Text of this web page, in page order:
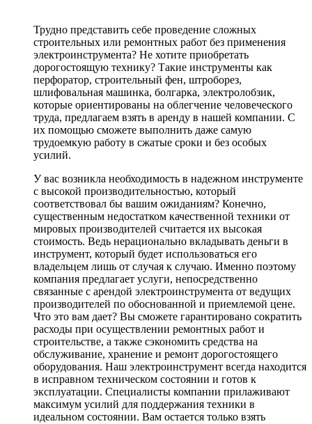
Трудно представить себе проведение сложных
строительных или ремонтных работ без применения
электроинструмента? Не хотите приобретать
дорогостоящую технику? Такие инструменты как
перфоратор, строительный фен, штроборез,
шлифовальная машинка, болгарка, электролобзик,
которые ориентированы на облегчение человеческого
труда, предлагаем взять в аренду в нашей компании. С
их помощью сможете выполнить даже самую
трудоемкую работу в сжатые сроки и без особых
усилий.
У вас возникла необходимость в надежном инструменте
с высокой производительностью, который
соответствовал бы вашим ожиданиям? Конечно,
существенным недостатком качественной техники от
мировых производителей считается их высокая
стоимость. Ведь нерационально вкладывать деньги в
инструмент, который будет использоваться его
владельцем лишь от случая к случаю. Именно поэтому
компания предлагает услуги, непосредственно
связанные с арендой электроинструмента от ведущих
производителей по обоснованной и приемлемой цене.
Что это вам дает? Вы сможете гарантировано сократить
расходы при осуществлении ремонтных работ и
строительстве, а также сэкономить средства на
обслуживание, хранение и ремонт дорогостоящего
оборудования. Наш электроинструмент всегда находится
в исправном техническом состоянии и готов к
эксплуатации. Специалисты компании прилаживают
максимум усилий для поддержания техники в
идеальном состоянии. Вам остается только взять